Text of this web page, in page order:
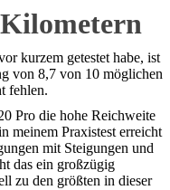
kurzem getestet habe, ist
von 8,7 von 10 möglichen
fehlen.
Pro die hohe Reichweite
meinem Praxistest erreicht
mit Steigungen und
das ein großzügig
zu den größten in dieser